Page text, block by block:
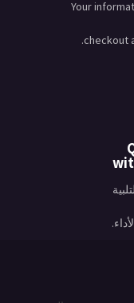
Your
checkout